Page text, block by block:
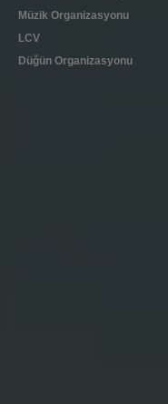
Müzik Organizasyonu
LCV
Düğün Organizasyonu